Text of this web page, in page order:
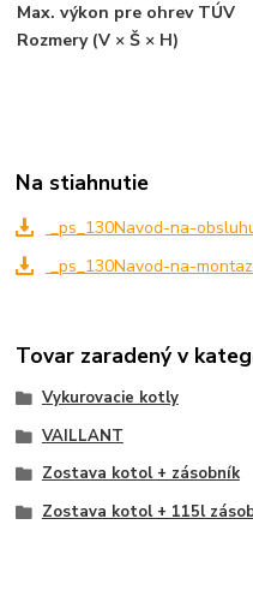
Max. výkon pre ohrev TÚV
Rozmery (V × Š × H)
Na stiahnutie
_ps_130Navod-na-
_ps_130Navod-na-
Tovar zaradený v
Vykurovacie kotly
VAILLANT
Zostava kotol + zásobník
Zostava kotol + 115l